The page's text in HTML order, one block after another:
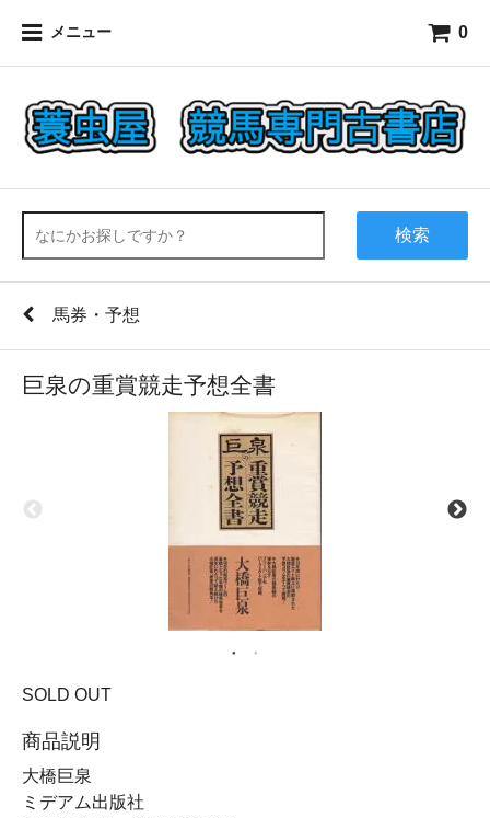
メニュー 0
検索
馬券・予想
巨泉の重賞競走予想全書
SOLD OUT
商品説明
大橋巨泉
ミデアム出版社